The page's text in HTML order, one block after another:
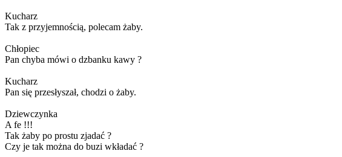
Kucharz
Tak z przyjemnością, polecam żaby.
Chłopiec
Pan chyba mówi o dzbanku kawy ?
Kucharz
Pan się przesłyszał, chodzi o żaby.
Dziewczynka
A fe !!!
Tak żaby po prostu zjadać ?
Czy je tak można do buzi wkładać ?